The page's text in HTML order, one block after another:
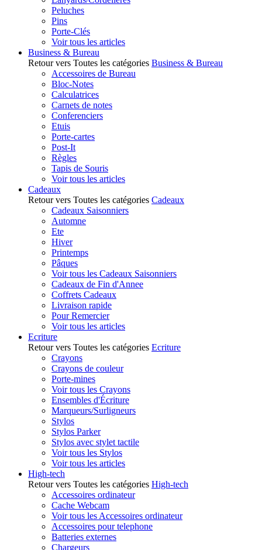
Peluches
Pins
Porte-Clés
Voir tous les articles
Business & Bureau
Retour vers Toutes les catégories Business & Bureau
Accessoires de Bureau
Bloc-Notes
Calculatrices
Carnets de notes
Conferenciers
Etuis
Porte-cartes
Post-It
Règles
Tapis de Souris
Voir tous les articles
Cadeaux
Retour vers Toutes les catégories Cadeaux
Cadeaux Saisonniers
Automne
Ete
Hiver
Printemps
Pâques
Voir tous les Cadeaux Saisonniers
Cadeaux de Fin d'Annee
Coffrets Cadeaux
Livraison rapide
Pour Remercier
Voir tous les articles
Ecriture
Retour vers Toutes les catégories Ecriture
Crayons
Crayons de couleur
Porte-mines
Voir tous les Crayons
Ensembles d'Écriture
Marqueurs/Surligneurs
Stylos
Stylos Parker
Stylos avec stylet tactile
Voir tous les Stylos
Voir tous les articles
High-tech
Retour vers Toutes les catégories High-tech
Accessoires ordinateur
Cache Webcam
Voir tous les Accessoires ordinateur
Accessoires pour telephone
Batteries externes
Chargeurs